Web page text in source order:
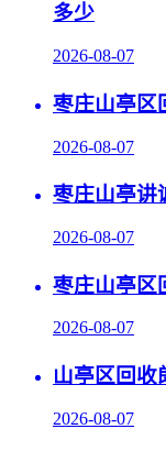
多少
2026-08-07
枣庄山亭区
2026-08-07
枣庄山亭讲
2026-08-07
枣庄山亭区
2026-08-07
山亭区回收
2026-08-07